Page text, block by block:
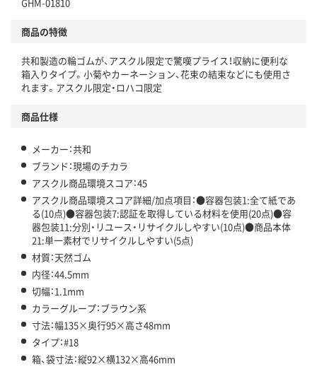
仕組
この商品の環境配慮ポイントです。下記商品詳細「
アスクル商品環境スコア詳細／加点項目
」で確認できます。
商品の特徴
共和製造の輪ゴムが、アスクル限定で驚嘆プライス！収納に便利な
箱入りタイプ。小菊やカーネーション、花束の結束などにも使用さ
れます。アスクル限定・ロハコ限定
商品仕様
メーカー：共和
ブランド：現場のチカラ
アスクル商品環境スコア：45
アスクル商品環境スコア詳細/加点項目：●容器包装1:全て紙であ
る(10点)●容器包装7:認証を取得している材料を使用(20点)●容
器包装11:分別・リユース・リサイクルしやすい(10点)●商品本体
21:単一素材でリサイクルしやすい(5点)
材質：天然ゴム
内径：44.5mm
切幅：1.1mm
カラーグループ：ブラウン系
寸法：幅135×奥行95×高さ48mm
タイプ：#18
箱、袋寸法：縦92×横132×高46mm